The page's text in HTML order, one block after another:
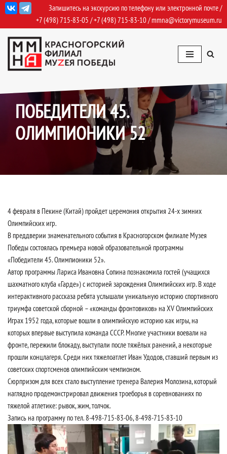
Перейти
к
содержимому
Запишитесь на экскурсию по телефону или электронной почте /
+7 (498) 715-83-05 /+7 (498) 715-83-10/mmna@victorymuseum.ru
ПОБЕДИТЕЛИ 45.
ОЛИМПИОНИКИ 52
4 февраля в Пекине (Китай) пройдет церемония открытия 24-х зимних
Олимпийских игр.
В преддверии знаменательного события в Красногорском филиале Музея
Победы состоялась премьера новой образовательной программы
«Победители 45. Олимпионики 52».
Автор программы Лариса Ивановна Сопина познакомила гостей (учащихся
шахматного клуба «Гарде») с историей зарождения Олимпийских игр. В ходе
интерактивного рассказа ребята услышали уникальную историю спортивного
триумфа советской сборной – «команды фронтовиков» на XV Олимпийских
Играх 1952 года, которые вошли в олимпийскую историю как игры, на
которых впервые выступила команда СССР. Многие участники воевали на
фронте, пережили блокаду, выступали после тяжёлых ранений, а некоторые
прошли концлагеря. Среди них тяжелоатлет Иван Удодов, ставший первым из
советских спортсменов олимпийским чемпионом.
Сюрпризом для всех стало выступление тренера Валерия Молозина, который
наглядно продемонстрировал движения троеборья в соревнованиях по
тяжелой атлетике: рывок, жим, толчок.
Запись на программу по тел. 8-498-715-83-06, 8-498-715-83-10